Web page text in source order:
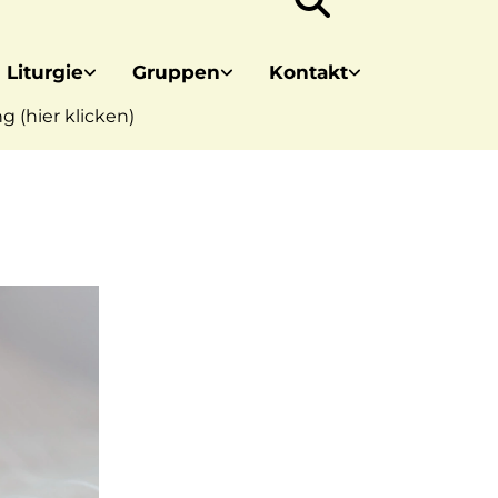
Liturgie Gruppen Kontakt
(hier klicken)